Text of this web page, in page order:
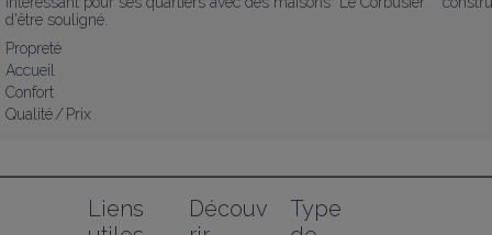
d'être souligné.
Propreté
Accueil
Confort
Qualité / Prix
Liens
Découv
Type